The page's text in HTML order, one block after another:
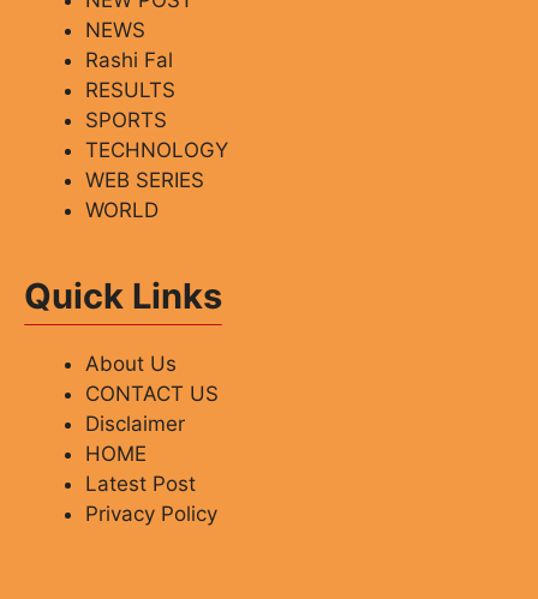
NEWS
Rashi Fal
RESULTS
SPORTS
TECHNOLOGY
WEB SERIES
WORLD
Quick Links
About Us
CONTACT US
Disclaimer
HOME
Latest Post
Privacy Policy